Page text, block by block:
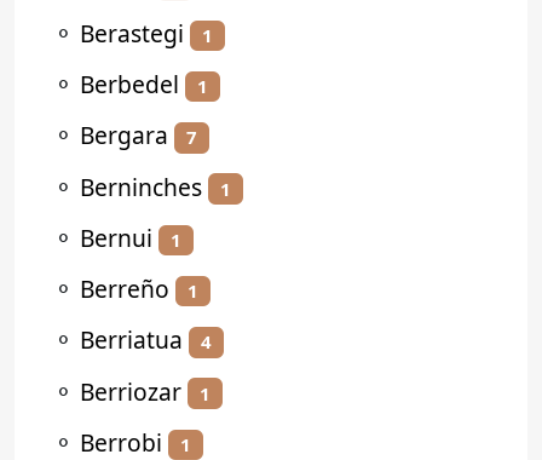
⚬ Berastegi 1
⚬ Berbedel 1
⚬ Bergara 7
⚬ Berninches 1
⚬ Bernui 1
⚬ Berreño 1
⚬ Berriatua 4
⚬ Berriozar 1
⚬ Berrobi 1